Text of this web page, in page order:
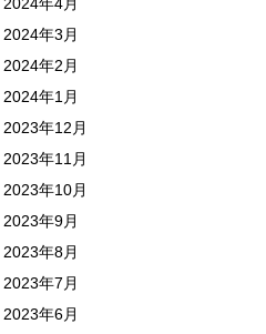
2024年3月
2024年2月
2024年1月
2023年12月
2023年11月
2023年10月
2023年9月
2023年8月
2023年7月
2023年6月